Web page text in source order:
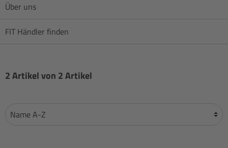
Über uns
FIT Händler finden
2 Artikel von 2 Artikel